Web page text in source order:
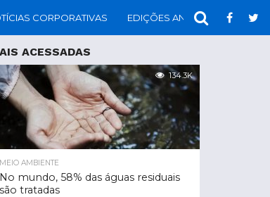
CORPORATIVAS EDIÇÕES ANTERIORES
ACESSADAS
134.3K
MEIO AMBIENTE
No mundo, 58% das águas residuais
são tratadas